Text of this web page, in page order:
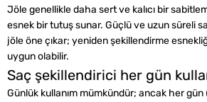
Jöle genellikle daha sert ve kalıcı bir
esnek bir tutuş sunar. Güçlü ve uzun süreli
jöle öne çıkar; yeniden şekillendirme
uygun olabilir.
Saç şekillendirici her gün
Günlük kullanım mümkündür; ancak her gün